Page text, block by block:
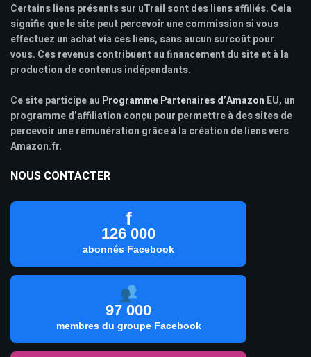
Certains liens présents sur uTrail sont des liens affiliés. Cela
signifie que le site peut percevoir une commission si vous
effectuez un achat via ces liens, sans aucun surcoût pour
vous. Ces revenus contribuent au financement du site et à la
production de contenus indépendants.
Ce site participe au Programme Partenaires d’Amazon EU, un
programme d’affiliation conçu pour permettre à des sites de
percevoir une rémunération grâce à la création de liens vers
Amazon.fr.
NOUS CONTACTER
f
126 000
abonnés Facebook
97 000
membres du groupe Facebook